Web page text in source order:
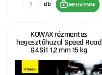
db MEGVENNI
KOWAX rézmentes
hegesztőhuzal Speed Road
G4Si1 1,2 mm 15 kg